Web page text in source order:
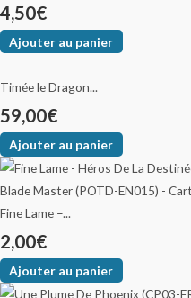
4,50€
Ajouter au panier
Timée le Dragon...
59,00€
Ajouter au panier
Fine Lame –...
2,00€
Ajouter au panier